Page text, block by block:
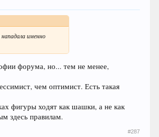
именно
форума, но... тем не менее,
чем оптимист. Есть такая
фигуры ходят как шашки, а не как
здесь правилам.
#287